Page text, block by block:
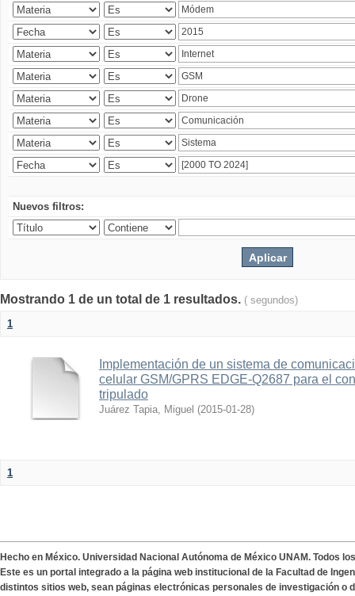
Nuevos filtros:
Mostrando 1 de un total de 1 resultados. ( segundos)
1
Implementación de un sistema de
celular GSM/GPRS EDGE-Q2687 para el
tripulado
Juárez Tapia, Miguel (2015-01-28)
1
Hecho en México. Universidad Nacional Autónoma de México UNAM. Todos
Este es un portal integrado a la página web institucional de la Facultad de
distintos sitios web, sean páginas electrónicas personales de investigación o